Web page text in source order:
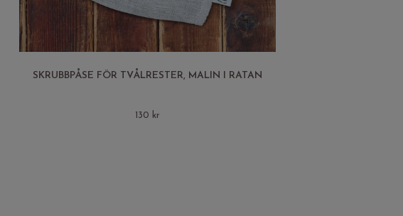
SKRUBBPÅSE FÖR TVÅLRESTER, MALIN I RATAN
130 kr